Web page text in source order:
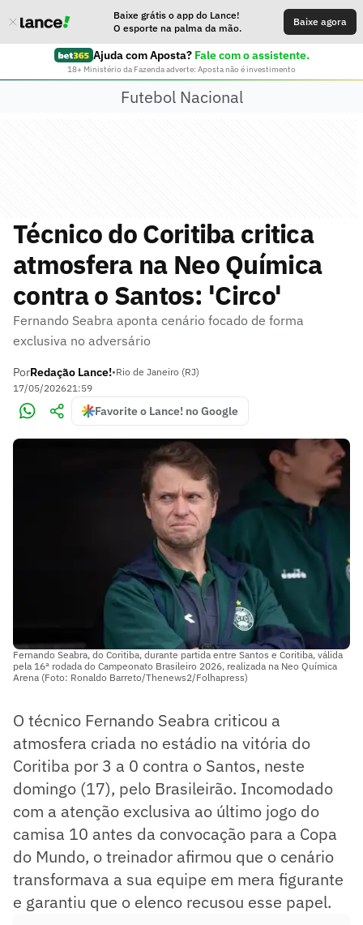
Baixe grátis o app do Lance!
O esporte na palma da mão.
Baixe agora
Ajuda com Aposta? Fale com o assistente.
18+ Ministério da Fazenda adverte: Aposta não é investimento
Futebol Nacional
Técnico do Coritiba critica
atmosfera na Neo Química
contra o Santos: 'Circo'
Fernando Seabra aponta cenário focado de forma
exclusiva no adversário
PorRedação Lance!•Rio de Janeiro (RJ)
17/05/202621:59
Favorite o Lance! no Google
Fernando Seabra, do Coritiba, durante partida entre Santos e Coritiba, válida
pela 16ª rodada do Campeonato Brasileiro 2026, realizada na Neo Química
Arena (Foto: Ronaldo Barreto/Thenews2/Folhapress)
O técnico Fernando Seabra criticou a
atmosfera criada no estádio na vitória do
Coritiba por 3 a 0 contra o Santos, neste
domingo (17), pelo Brasileirão. Incomodado
com a atenção exclusiva ao último jogo do
camisa 10 antes da convocação para a Copa
do Mundo, o treinador afirmou que o cenário
transformava a sua equipe em mera figurante
e garantiu que o elenco recusou esse papel.